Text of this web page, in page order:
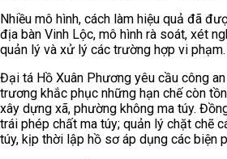
Nhiều mô hình, cách làm hiệu quả đã
địa bàn Vinh Lộc, mô hình rà soát, xét
quản lý và xử lý các trường hợp vi phạm.
Đại tá Hồ Xuân Phương yêu cầu công
trương khắc phục những hạn chế còn
xây dựng xã, phường không ma túy.
trái phép chất ma túy; quản lý chặt chẽ
túy, kịp thời lập hồ sơ áp dụng các biện